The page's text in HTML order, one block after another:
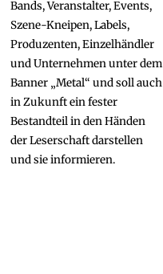
Bands, Veranstalter, Events,
Szene-Kneipen, Labels,
Produzenten, Einzelhändler
und Unternehmen unter dem
Banner „Metal“ und soll auch
in Zukunft ein fester
Bestandteil in den Händen
der Leserschaft darstellen
und sie informieren.